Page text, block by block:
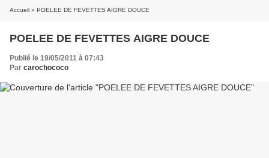
Accueil » POELEE DE FEVETTES AIGRE DOUCE
POELEE DE FEVETTES AIGRE DOUCE
Publié le 19/05/2011 à 07:43
Par carochococo